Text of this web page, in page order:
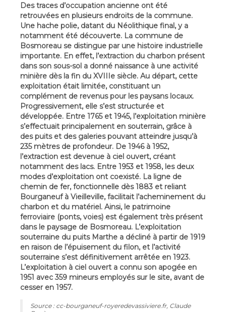
Des traces d’occupation ancienne ont été
retrouvées en plusieurs endroits de la commune.
Une hache polie, datant du Néolithique final, y a
notamment été découverte. La commune de
Bosmoreau se distingue par une histoire industrielle
importante. En effet, l’extraction du charbon présent
dans son sous-sol a donné naissance à une activité
minière dès la fin du XVIIIe siècle. Au départ, cette
exploitation était limitée, constituant un
complément de revenus pour les paysans locaux.
Progressivement, elle s’est structurée et
développée. Entre 1765 et 1945, l’exploitation minière
s’effectuait principalement en souterrain, grâce à
des puits et des galeries pouvant atteindre jusqu’à
235 mètres de profondeur. De 1946 à 1952,
l’extraction est devenue à ciel ouvert, créant
notamment des lacs. Entre 1953 et 1958, les deux
modes d’exploitation ont coexisté. La ligne de
chemin de fer, fonctionnelle dès 1883 et reliant
Bourganeuf à Vieilleville, facilitait l’acheminement du
charbon et du matériel. Ainsi, le patrimoine
ferroviaire (ponts, voies) est également très présent
dans le paysage de Bosmoreau. L’exploitation
souterraine du puits Marthe a décliné à partir de 1919
en raison de l’épuisement du filon, et l’activité
souterraine s’est définitivement arrêtée en 1923.
L’exploitation à ciel ouvert a connu son apogée en
1951 avec 359 mineurs employés sur le site, avant de
cesser en 1957.
Source : cc-bourganeuf-royeredevassiviere.fr, Claude